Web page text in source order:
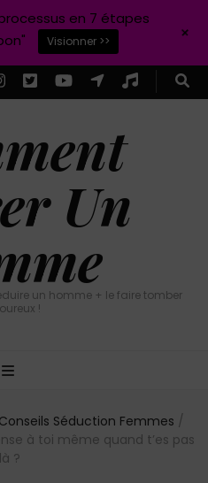
Un
un homme + le faire tomber
!
Conseils Séduction Femmes /
à toi même quand t’es pas
là ?
en 7 étapes
Visionner >> +